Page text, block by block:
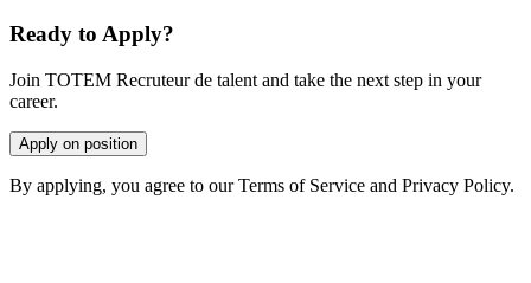
Ready to Apply?
Join TOTEM Recruteur de talent and take the next step in your
career.
Apply on position
By applying, you agree to our Terms of Service and Privacy Policy.